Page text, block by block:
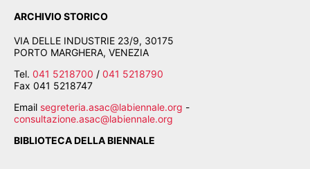
ARCHIVIO STORICO
VIA DELLE INDUSTRIE 23/9, 30175
PORTO MARGHERA, VENEZIA
Tel. 041 5218700 / 041 5218790
Fax 041 5218747
Email segreteria.asac@labiennale.org -
consultazione.asac@labiennale.org
BIBLIOTECA DELLA BIENNALE